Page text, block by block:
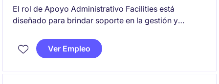
El rol de Apoyo Administrativo Facilities está
diseñado para brindar soporte en la gestión y
Facilities Management. Se busca un/a profesional
con habilidades administrativas para colaborar en un
Ver Empleo